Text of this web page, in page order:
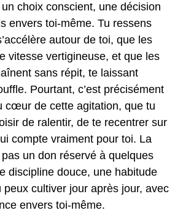
choix conscient, une décision
envers toi-même. Tu ressens
autour de toi, que les
vitesse vertigineuse, et que les
sans répit, te laissant
Pourtant, c’est précisément
cœur de cette agitation, que tu
de ralentir, de te recentrer sur
compte vraiment pour toi. La
un don réservé à quelques
discipline douce, une habitude
peux cultiver jour après jour, avec
envers toi-même.